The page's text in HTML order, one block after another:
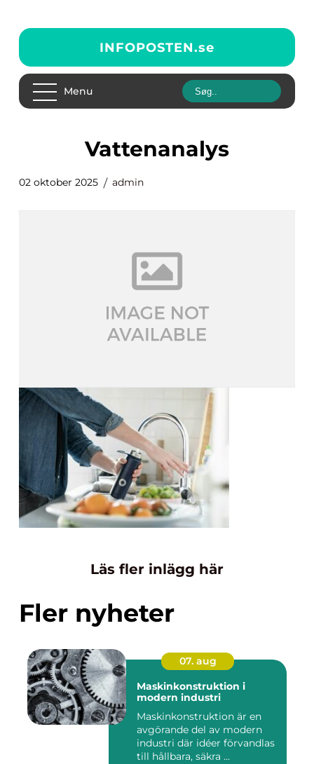
INFOPOSTEN.se
Menu
Vattenanalys
02 oktober 2025 admin
Läs fler inlägg här
Fler nyheter
07. aug
Maskinkonstruktion i
modern industri
Maskinkonstruktion är en
avgörande del av modern
industri där idéer förvandlas
till hållbara, säkra ...